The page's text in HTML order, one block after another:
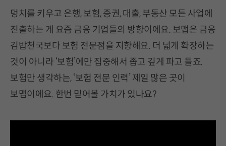
덩치를 키우고 은행, 보험, 증권, 대출, 부동산 모든 사업에
진출하는 게 요즘 금융 기업들의 방향이에요. 보맵은 금융
김밥천국보다 보험 전문점을 지향해요. 더 넓게 확장하는
것이 아니라 ‘보험’에만 집중해서 좁고 깊게 파고 들죠.
보험만 생각하는, ‘보험 전문 인력’ 제일 많은 곳이
보맵이에요. 한번 믿어볼 가치가 있나요?